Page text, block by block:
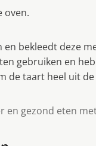
oven.
bekleedt deze
gebruiken en
de taart heel uit
en gezond eten